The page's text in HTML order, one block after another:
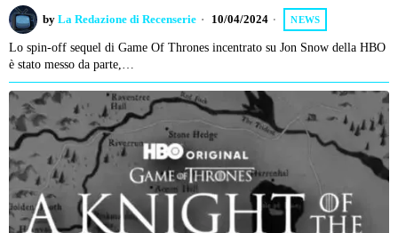
by La Redazione di Recenserie 10/04/2024 NEWS
Lo spin-off sequel di Game Of Thrones incentrato su Jon Snow della HBO
è stato messo da parte,…